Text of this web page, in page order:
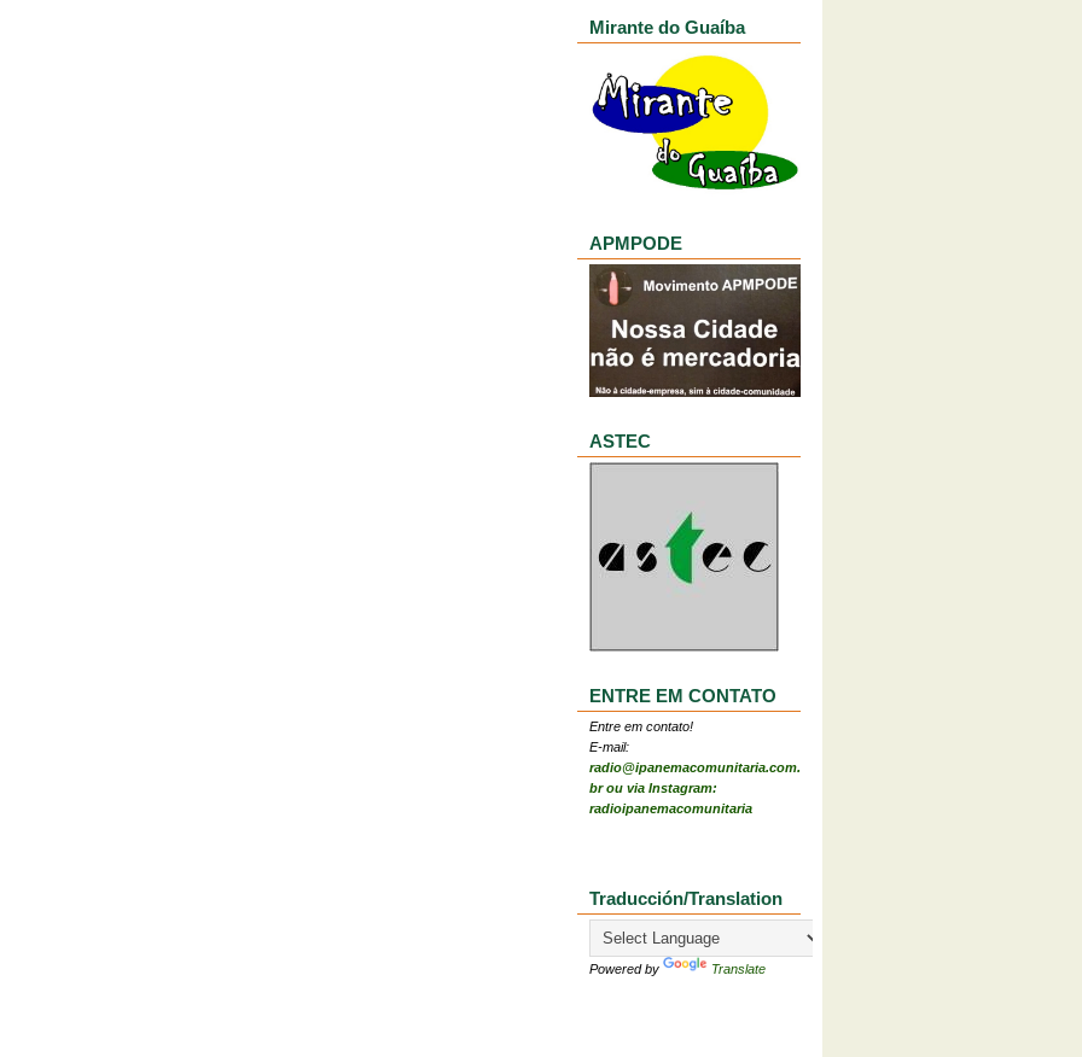
Mirante do Guaíba
APMPODE
ASTEC
ENTRE EM CONTATO
Entre em contato!
E-mail:
radio@ipanemacomunitaria.com.
br ou via Instagram:
radioipanemacomunitaria
Traducción/Translation
Powered by Translate